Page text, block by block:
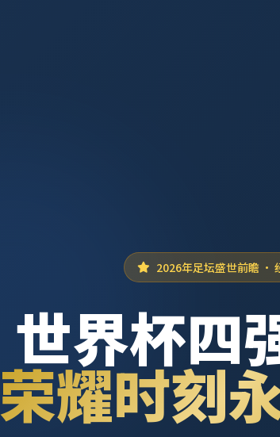
2026年足坛盛世前瞻 ·
世界杯四
荣耀时刻